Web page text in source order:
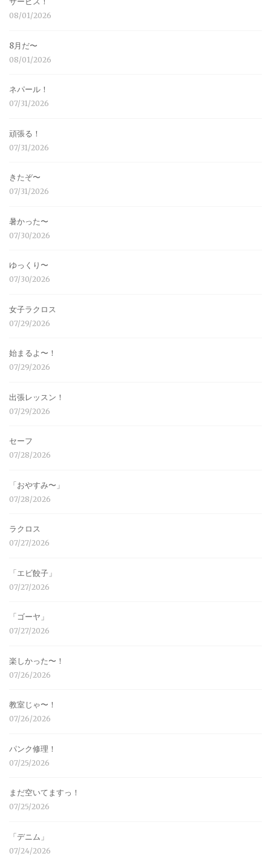
08/01/2026
8月だ〜
08/01/2026
ネパール！
07/31/2026
頑張る！
07/31/2026
きたぞ〜
07/31/2026
暑かった〜
07/30/2026
ゆっくり〜
07/30/2026
女子ラクロス
07/29/2026
始まるよ〜！
07/29/2026
出張レッスン！
07/29/2026
セーフ
07/28/2026
「おやすみ〜」
07/28/2026
ラクロス
07/27/2026
「エビ餃子」
07/27/2026
「ゴーヤ」
07/27/2026
楽しかった〜！
07/26/2026
教室じゃ〜！
07/26/2026
パンク修理！
07/25/2026
まだ空いてますっ！
07/25/2026
「デニム」
07/24/2026